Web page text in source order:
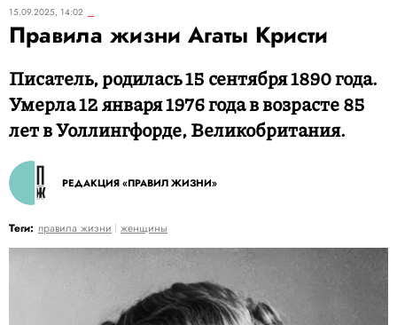
15.09.2025, 14:02
Правила жизни Агаты Кристи
Писатель, родилась 15 сентября 1890 года.
Умерла 12 января 1976 года в возрасте 85
лет в Уоллингфорде, Великобритания.
РЕДАКЦИЯ «ПРАВИЛ ЖИЗНИ»
Теги: правила жизни женщины